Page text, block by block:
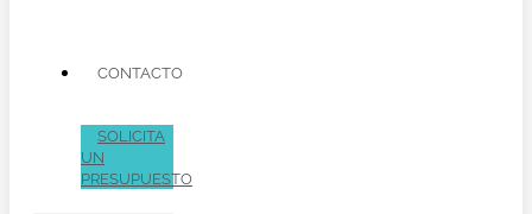
CONTACTO
SOLICITA
UN
PRESUPUESTO